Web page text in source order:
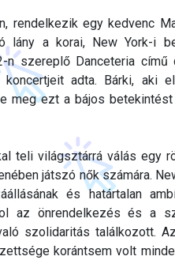
rendelkezik egy kedvenc
lány a korai, New York-i
n szereplő Danceteria című
adta. Bárki, aki
meg ezt a bájos
teli világsztárrá válás egy
játszó nők számára.
és határtalan
az önrendelkezés és a
szolidaritás találkozott.
korántsem volt